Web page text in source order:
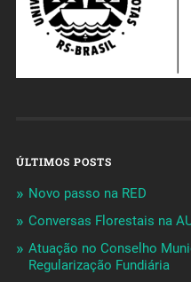
ÚLTIMOS POSTS
Novo passo na RED
Conversas Florestais na
Atuação no Conselho
Regularização Fundiária